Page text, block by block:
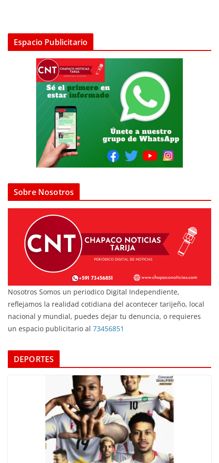
Espacio Publicitario
Sobre Nosotros
Nosotros Somos un periodico Digital Independiente,
reflejamos la realidad cotidiana del acontecer tarijeño, local
nacional y mundial, puedes dejar tu denuncia, o requieres
un espacio publicitario al 73456851
DEPORTES